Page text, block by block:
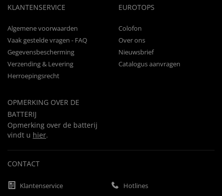
KLANTENSERVICE
Algemene voorwaarden
Vaak gestelde vragen - FAQ
Gegevensbescherming
Verzending & Levering
Herroepingsrecht
OPMERKING OVER DE
BATTERIJ
Opmerking over de batterij
vindt u hier.
EUROTOPS
Colofon
Over ons
Nieuwsbrief
Catalogus aanvragen
CONTACT
Klantenservice
Hotlines